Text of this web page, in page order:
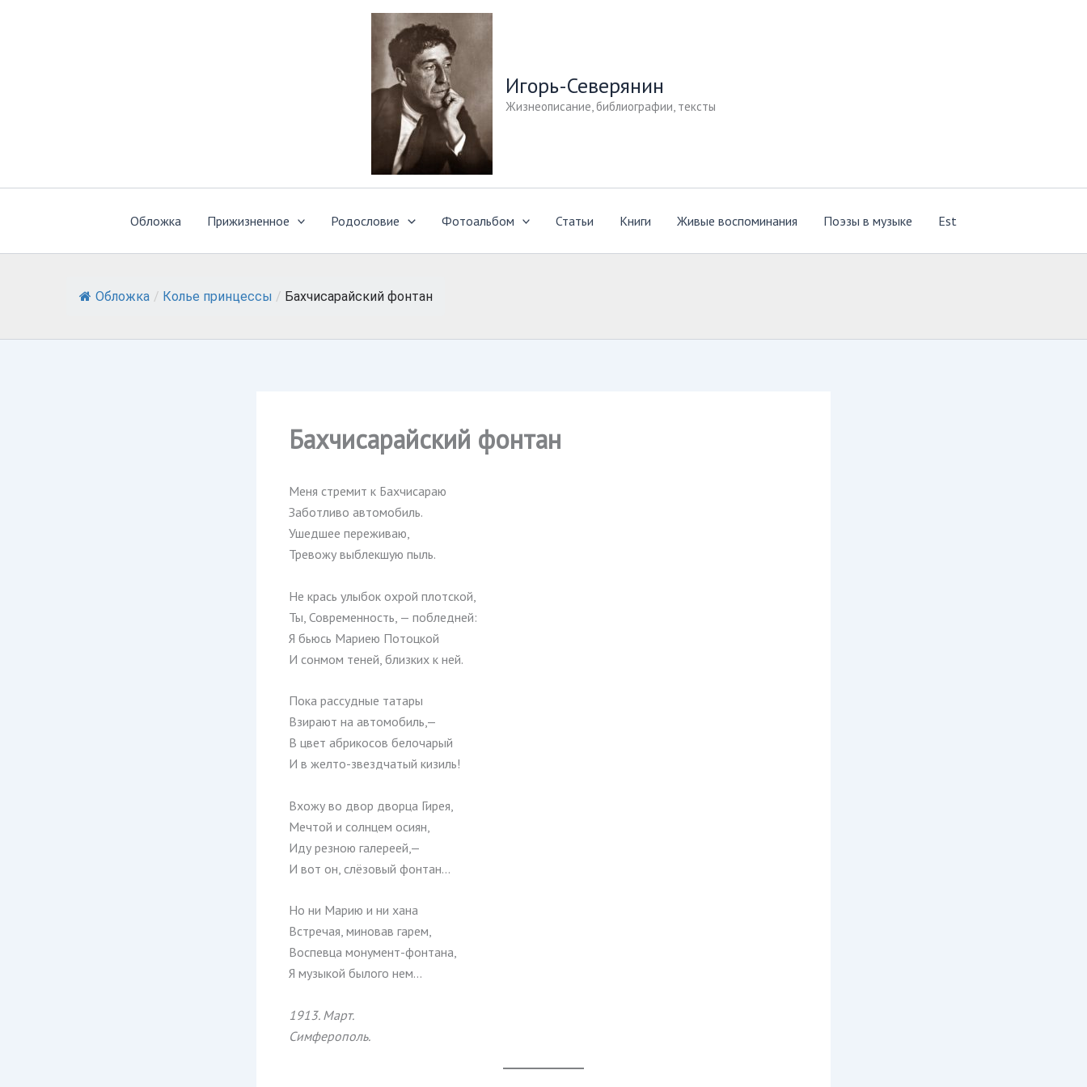
Игорь-Северянин
Жизнеописание, библиографии, тексты
Обложка Прижизненное Родословие Фотоальбом Статьи Книги Живые воспоминания Поэзы в музыке Est
Обложка / Колье принцессы / Бахчисарайский фонтан
Бахчисарайский фонтан
Меня стремит к Бахчисараю
Заботливо автомобиль.
Ушедшее переживаю,
Тревожу выблекшую пыль.
Не крась улыбок охрой плотской,
Ты, Современность, — побледней:
Я бьюсь Мариею Потоцкой
И сонмом теней, близких к ней.
Пока рассудные татары
Взирают на автомобиль,—
В цвет абрикосов белочарый
И в желто-звездчатый кизиль!
Вхожу во двор дворца Гирея,
Мечтой и солнцем осиян,
Иду резною галереей,—
И вот он, слёзовый фонтан…
Но ни Марию и ни хана
Встречая, миновав гарем,
Воспевца монумент-фонтана,
Я музыкой былого нем…
1913. Март.
Симферополь.